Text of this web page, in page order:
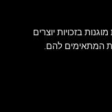
בזכויות יוצרים
המתאימים להם.